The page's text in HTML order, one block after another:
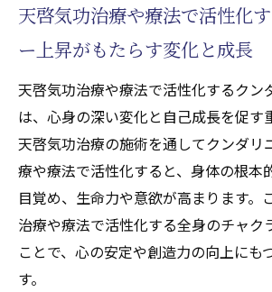
天啓気功治療や療法で活性化
ー上昇がもたらす変化と成長
天啓気功治療や療法で活性化するクン
は、心身の深い変化と自己成長を促す
天啓気功治療の施術を通してクンダリ
療や療法で活性化すると、身体の根本
目覚め、生命力や意欲が高まります。
治療や療法で活性化する全身のチャク
ことで、心の安定や創造力の向上にも
す。